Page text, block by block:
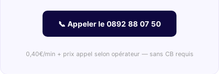
📞 Appeler le 0892 88 07 50
0,40€/min + prix appel selon opérateur — sans CB requis